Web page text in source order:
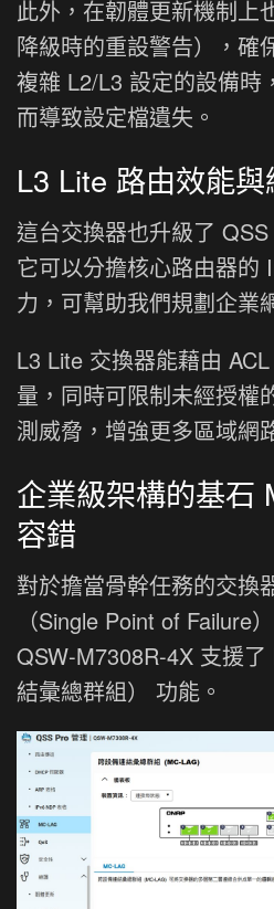
此外，在韌體更新機制上
降級時的重設警告），確
複雜 L2/L3 設定的設備時
而導致設定檔遺失。
L3 Lite 路由效能
這台交換器也升級了
它可以分擔核心路由器的
力，可幫助我們規劃企業
L3 Lite 交換器能藉由
量，同時可限制未經授權
測威脅，增強更多區域網
企業級架構的基石
容錯
對於擔當骨幹任務的交換
（Single Point of Failure
QSW-M7308R-4X 支援
結彙總群組） 功能。